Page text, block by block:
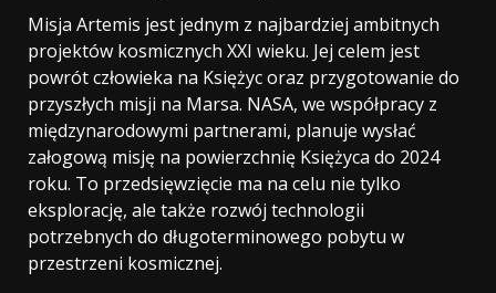
Misja Artemis jest jednym z najbardziej ambitnych
projektów kosmicznych XXI wieku. Jej celem jest
powrót człowieka na Księżyc oraz przygotowanie do
przyszłych misji na Marsa. NASA, we współpracy z
międzynarodowymi partnerami, planuje wysłać
załogową misję na powierzchnię Księżyca do 2024
roku. To przedsięwzięcie ma na celu nie tylko
eksplorację, ale także rozwój technologii
potrzebnych do długoterminowego pobytu w
przestrzeni kosmicznej.